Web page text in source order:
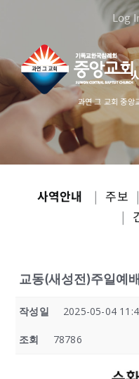
로
건
너
뛰
Log
과연 그 교회 중앙
사역안내 | 주보 |
|
교동(새성전)주일예
작성일 2025-05-04
조회 78786